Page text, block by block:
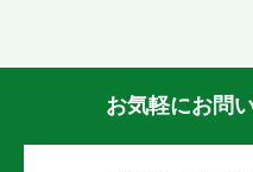
お気軽にお問